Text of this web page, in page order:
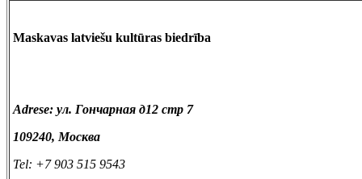
Maskavas latviešu kultūras biedrība
Adrese: ул. Гончарная д12 стр 7
109240, Москва
Tel: +7 903 515 9543